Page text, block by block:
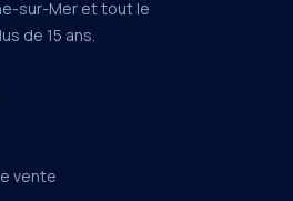
sur-Mer et tout le
de 15 ans.
vente